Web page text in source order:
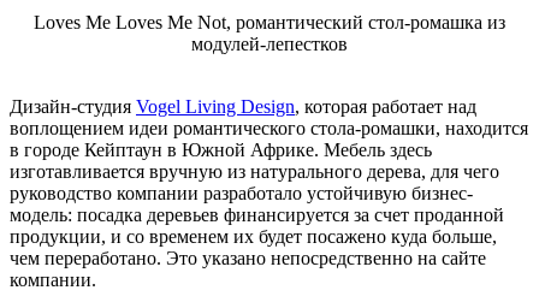
Loves Me Loves Me Not, романтический стол-ромашка из
модулей-лепестков
Дизайн-студия Vogel Living Design, которая работает над
воплощением идеи романтического стола-ромашки, находится
в городе Кейптаун в Южной Африке. Мебель здесь
изготавливается вручную из натурального дерева, для чего
руководство компании разработало устойчивую бизнес-
модель: посадка деревьев финансируется за счет проданной
продукции, и со временем их будет посажено куда больше,
чем переработано. Это указано непосредственно на сайте
компании.